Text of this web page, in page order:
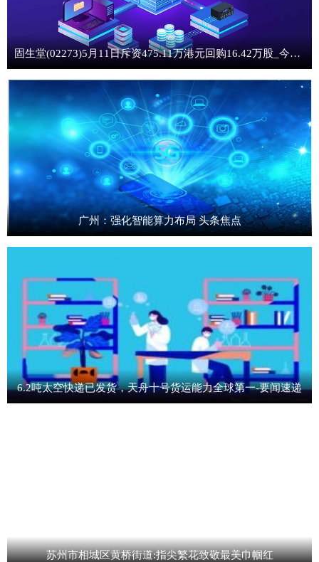
固生堂(02273)5月11日斥资475.11万港元回购16.42万股_今日看点
广州：强化智能算力布局 头条焦点
6.2吨太空快递已发货，天舟十号货运能力全球第一-要闻速递
苏州市相城区黄桥街道:指尖繁花致敬最美巾帼红